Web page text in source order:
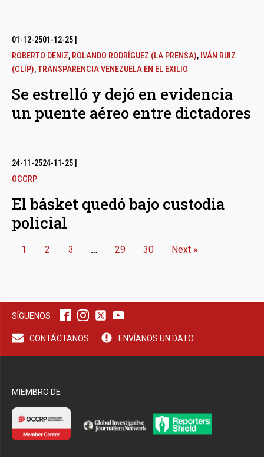
01-12-2501-12-25
ROBERTO DENIZ, ROLANDO RODRÍGUEZ (LA PRENSA), IVÁN RUIZ
(CLIP),TRANSPARENCIA VENEZUELA EN EL EXILIO
Se estrelló y dejó en evidencia
un puente aéreo entre dictadores
24-11-2524-11-25
OCCRP
El básket quedó bajo custodia
policial
1 2 3 … 29 30 Next »
SÍGUENOS
CONTÁCTANOS ENVÍANOS UN DATO
MIEMBRO DE